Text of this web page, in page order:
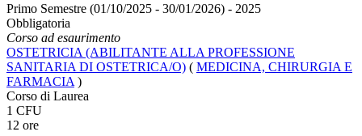
Primo Semestre (01/10/2025 - 30/01/2026) - 2025
Obbligatoria
Corso ad esaurimento
OSTETRICIA (ABILITANTE ALLA PROFESSIONE
SANITARIA DI OSTETRICA/O) ( MEDICINA, CHIRURGIA E
FARMACIA )
Corso di Laurea
1 CFU
12 ore